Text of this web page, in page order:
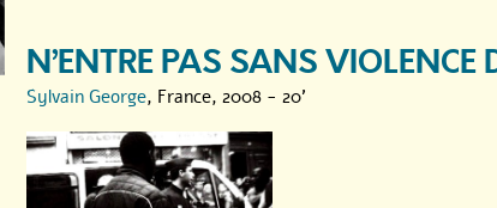
N’ENTRE PAS SANS
Sylvain George, France, 2008 - 20'